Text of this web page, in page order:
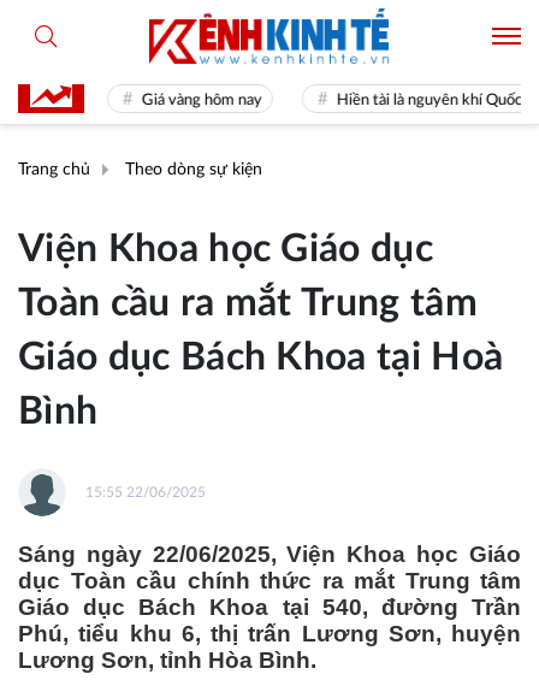
Giá vàng hôm nay Hiền tài là nguyên khí Quốc gia
Trang chủ Theo dòng sự kiện
Viện Khoa học Giáo dục
Toàn cầu ra mắt Trung tâm
Giáo dục Bách Khoa tại Hoà
Bình
15:55 22/06/2025
Sáng ngày 22/06/2025, Viện Khoa học Giáo
dục Toàn cầu chính thức ra mắt Trung tâm
Giáo dục Bách Khoa tại 540, đường Trần
Phú, tiểu khu 6, thị trấn Lương Sơn, huyện
Lương Sơn, tỉnh Hòa Bình.